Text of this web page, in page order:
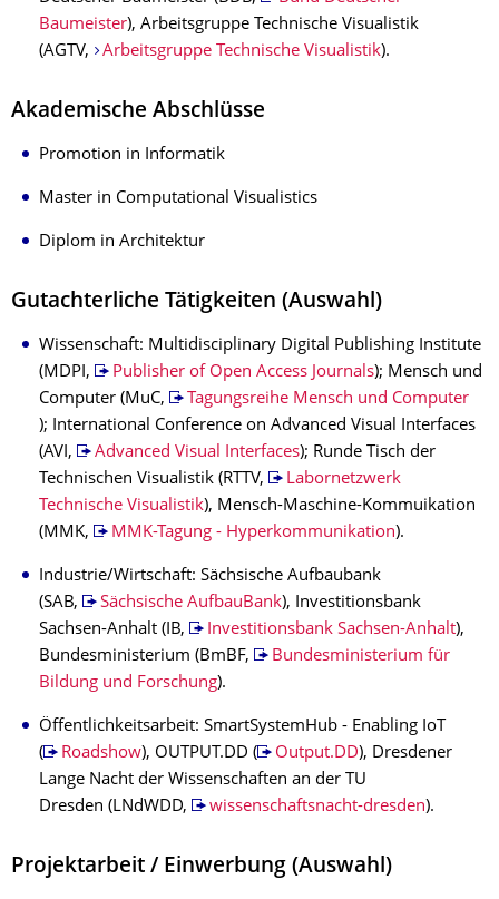
Baumeister), Arbeitsgruppe Technische Visualistik
(AGTV,
Arbeitsgruppe Technische Visualistik).
Akademische Abschlüsse
Promotion in Informatik
Master in Computational Visualistics
Diplom in Architektur
Gutachterliche Tätigkeiten (Auswahl)
Wissenschaft: Multidisciplinary Digital Publishing Institute
(MDPI,
Publisher of Open Access Journals); Mensch und
Computer (MuC,
Tagungsreihe Mensch und Computer
); International Conference on Advanced Visual Interfaces
(AVI,
Advanced Visual Interfaces); Runde Tisch der
Technischen Visualistik (RTTV,
Labornetzwerk
Technische Visualistik), Mensch-Maschine-Kommuikation
(MMK,
MMK-Tagung - Hyperkommunikation).
Industrie/Wirtschaft: Sächsische Aufbaubank
(SAB,
Sächsische AufbauBank), Investitionsbank
Sachsen-Anhalt (IB,
Investitionsbank Sachsen-Anhalt),
Bundesministerium (BmBF,
Bundesministerium für
Bildung und Forschung).
Öffentlichkeitsarbeit: SmartSystemHub - Enabling IoT
(
Roadshow), OUTPUT.DD ( Output.DD), Dresdener
Lange Nacht der Wissenschaften an der TU
Dresden (LNdWDD,
wissenschaftsnacht-dresden).
Projektarbeit / Einwerbung (Auswahl)